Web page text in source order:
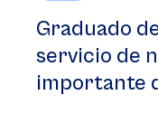
Graduado
servicio de
importante